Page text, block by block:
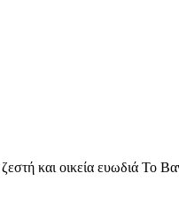
και οικεία ευωδιά Το